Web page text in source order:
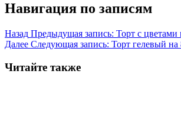
Навигация по записям
Назад Предыдущая запись: Торт с цветами
Далее Следующая запись: Торт гелевый на
Читайте также